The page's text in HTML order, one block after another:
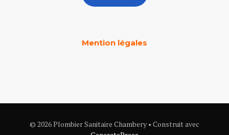
Mention légales
© 2026 Plombier Sanitaire Chambery • Construit avec